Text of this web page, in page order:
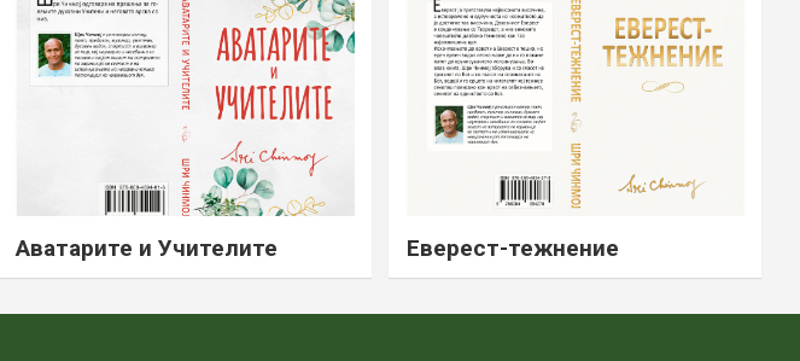
Аватарите и Учителите Еверест-тежнение